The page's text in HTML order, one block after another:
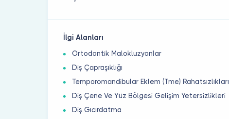
İlgi Alanları
Ortodontik Malokluzyonlar
Diş Çapraşıklığı
Temporomandibular Eklem (Tme) Rahatsızlıkları
Diş Çene Ve Yüz Bölgesi Gelişim Yetersizlikleri
Diş Gıcırdatma